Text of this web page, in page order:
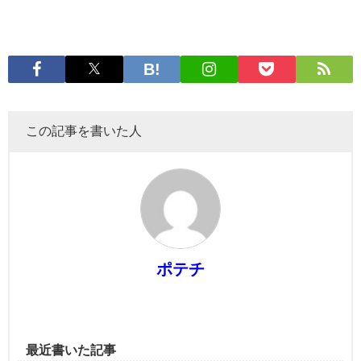
この記事を書いた人
ポテチ
最近書いた記事